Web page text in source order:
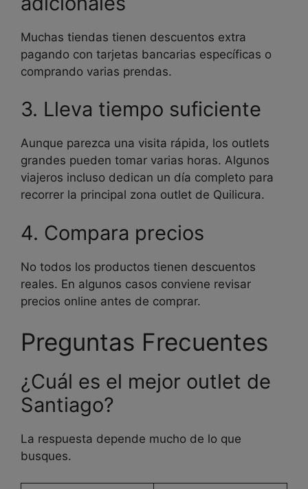
Muchas tiendas tienen descuentos extra
pagando con tarjetas bancarias específicas o
comprando varias prendas.
3. Lleva tiempo suficiente
Aunque parezca una visita rápida, los outlets
grandes pueden tomar varias horas. Algunos
viajeros incluso dedican un día completo para
recorrer la principal zona outlet de Quilicura.
4. Compara precios
No todos los productos tienen descuentos
reales. En algunos casos conviene revisar
precios online antes de comprar.
Preguntas Frecuentes
¿Cuál es el mejor outlet de
Santiago?
La respuesta depende mucho de lo que
busques.